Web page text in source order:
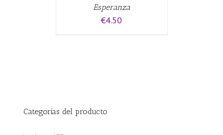
Esperanza
€4.50
Categorías del producto